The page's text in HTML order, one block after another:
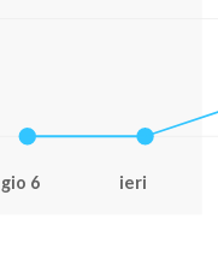
gio 6 ieri